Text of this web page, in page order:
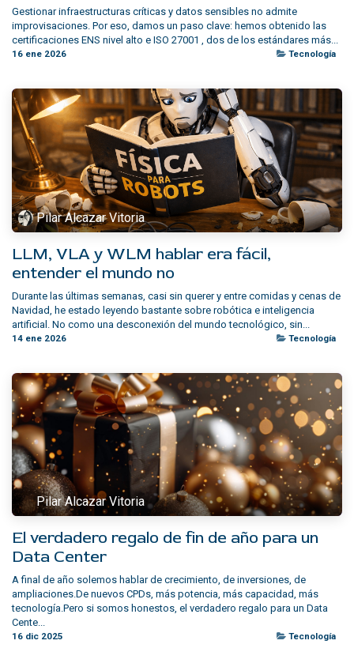
Gestionar infraestructuras críticas y datos sensibles no admite
improvisaciones. Por eso, damos un paso clave: hemos obtenido las
certificaciones ENS nivel alto e ISO 27001 , dos de los estándares más...
16 ene 2026 Tecnología
Pilar Alcazar Vitoria
LLM, VLA y WLM hablar era fácil,
entender el mundo no
Durante las últimas semanas, casi sin querer y entre comidas y cenas de
Navidad, he estado leyendo bastante sobre robótica e inteligencia
artificial. No como una desconexión del mundo tecnológico, sin...
14 ene 2026 Tecnología
Pilar Alcazar Vitoria
El verdadero regalo de fin de año para un
Data Center
A final de año solemos hablar de crecimiento, de inversiones, de
ampliaciones.De nuevos CPDs, más potencia, más capacidad, más
tecnología.Pero si somos honestos, el verdadero regalo para un Data
Cente...
16 dic 2025 Tecnología